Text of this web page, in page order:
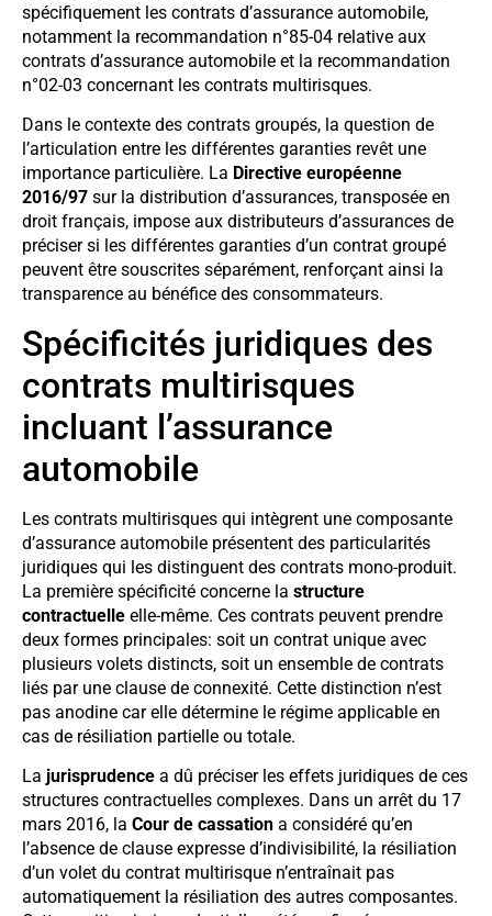
spécifiquement les contrats d’assurance automobile,
notamment la recommandation n°85-04 relative aux
contrats d’assurance automobile et la recommandation
n°02-03 concernant les contrats multirisques.
Dans le contexte des contrats groupés, la question de
l’articulation entre les différentes garanties revêt une
importance particulière. La Directive européenne
2016/97 sur la distribution d’assurances, transposée en
droit français, impose aux distributeurs d’assurances de
préciser si les différentes garanties d’un contrat groupé
peuvent être souscrites séparément, renforçant ainsi la
transparence au bénéfice des consommateurs.
Spécificités juridiques des
contrats multirisques
incluant l’assurance
automobile
Les contrats multirisques qui intègrent une composante
d’assurance automobile présentent des particularités
juridiques qui les distinguent des contrats mono-produit.
La première spécificité concerne la structure
contractuelle elle-même. Ces contrats peuvent prendre
deux formes principales: soit un contrat unique avec
plusieurs volets distincts, soit un ensemble de contrats
liés par une clause de connexité. Cette distinction n’est
pas anodine car elle détermine le régime applicable en
cas de résiliation partielle ou totale.
La jurisprudence a dû préciser les effets juridiques de ces
structures contractuelles complexes. Dans un arrêt du 17
mars 2016, la Cour de cassation a considéré qu’en
l’absence de clause expresse d’indivisibilité, la résiliation
d’un volet du contrat multirisque n’entraînait pas
automatiquement la résiliation des autres composantes.